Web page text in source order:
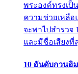
พระองค์ทรงเ
ความช่วยเหลือ
จะพาไปสำรวจ
และมีชื่อเสียง
10 อันดับกวนอิ